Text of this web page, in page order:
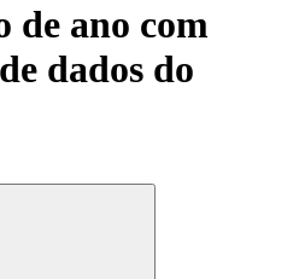
de ano com
dados do